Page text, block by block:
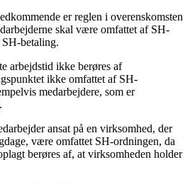
er reglen i overenskomsten
skal være omfattet af SH-
betaling.
arbejdstid ikke berøres af
ikke omfattet af SH-
medarbejdere, som er
ansat på en virksomhed, der
være omfattet SH-ordningen, da
berøres af, at virksomheden holder